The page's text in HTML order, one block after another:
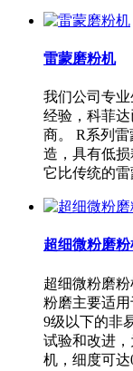
雷蒙磨粉机
我们公司专
经验，科菲
商。 R系列
造，具有低
它比传统的雷
超细微粉磨粉
超细微粉磨
粉磨主要适
9级以下的非
试验和改进
机，细度可